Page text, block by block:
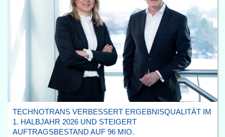
TECHNOTRANS VERBESSERT ERGEBNISQUALITÄT IM
1. HALBJAHR 2026 UND STEIGERT
AUFTRAGSBESTAND AUF 96 MIO.